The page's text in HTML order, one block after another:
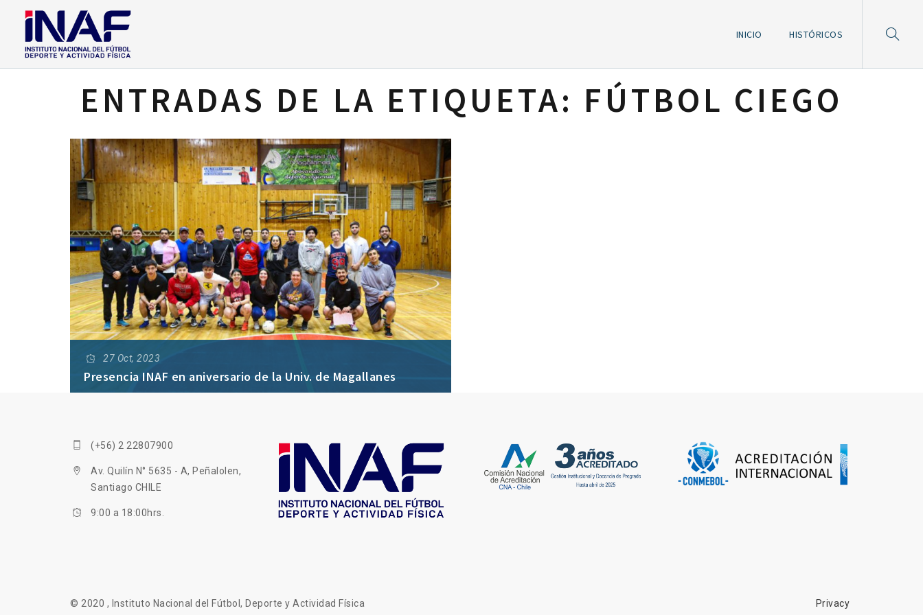
INICIO HISTÓRICOS
ENTRADAS DE LA ETIQUETA: FÚTBOL CIEGO
27 Oct, 2023
Presencia INAF en aniversario de la Univ. de Magallanes
(+56) 2 22807900
Av. Quilín N° 5635 - A, Peñalolen,
Santiago CHILE
9:00 a 18:00hrs.
© 2020 , Instituto Nacional del Fútbol, Deporte y Actividad Física Privacy